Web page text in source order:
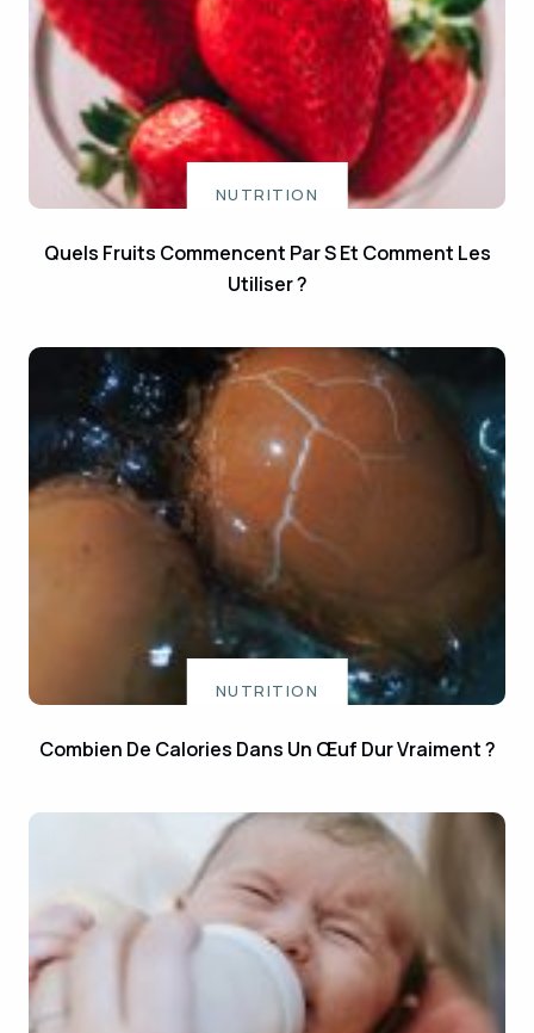
NUTRITION
Quels Fruits Commencent Par S Et Comment Les
Utiliser ?
NUTRITION
Combien De Calories Dans Un Œuf Dur Vraiment ?